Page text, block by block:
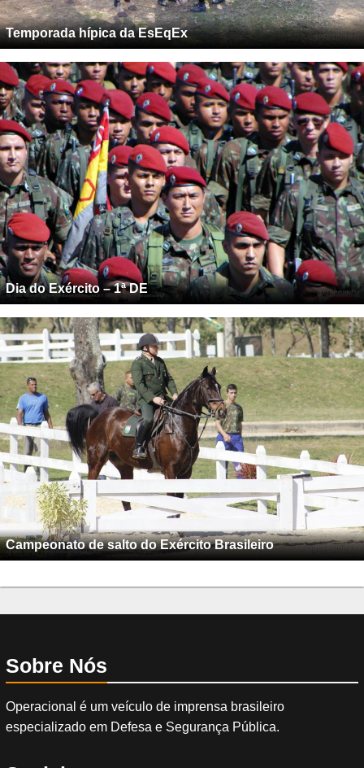
Temporada hípica da EsEqEx
Dia do Exército – 1ª DE
Campeonato de salto do Exército Brasileiro
Sobre Nós
Operacional é um veículo de imprensa brasileiro
especializado em Defesa e Segurança Pública.